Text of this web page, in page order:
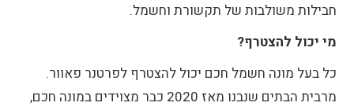
חבילות משולבות של תקשורת וחשמל.
מי יכול להצטרף?
כל בעל מונה חשמל חכם יכול להצטרף לפרטנר פאוור.
מרבית הבתים שנבנו מאז 2020 כבר מצוידים במונה חכם,